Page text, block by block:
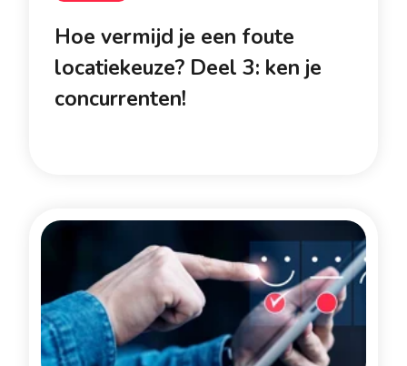
Hoe vermijd je een foute
locatiekeuze? Deel 3: ken je
concurrenten!